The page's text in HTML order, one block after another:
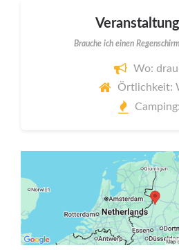
Brauche ich einen
Wo:
Örtlichkeit: